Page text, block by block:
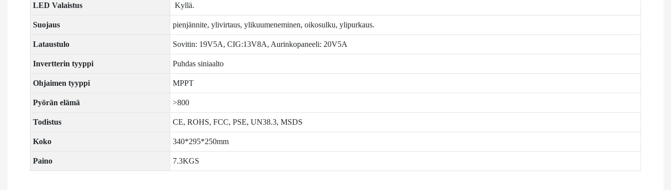
LED Valaistus Kyllä.
Suojaus pienjännite, ylivirtaus, ylikuumeneminen, oikosulku, ylipurkaus.
Lataustulo Sovitin: 19V5A, CIG:13V8A, Aurinkopaneeli: 20V5A
Invertterin tyyppi Puhdas siniaalto
Ohjaimen tyyppi MPPT
Pyörän elämä >800
Todistus CE, ROHS, FCC, PSE, UN38.3, MSDS
Koko 340*295*250mm
Paino 7.3KGS